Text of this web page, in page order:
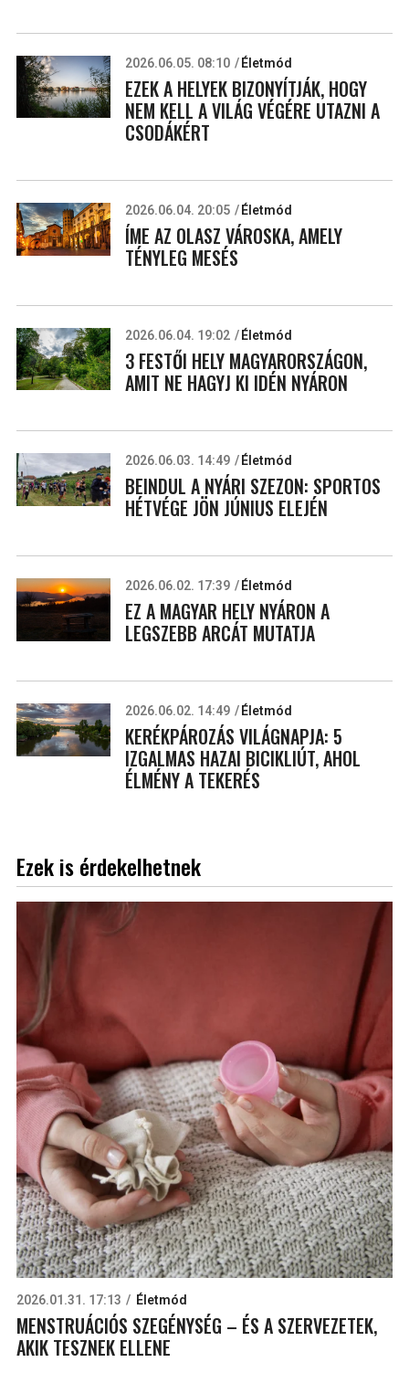
2026.06.05. 08:10 Életmód
EZEK A HELYEK BIZONYÍTJÁK, HOGY
NEM KELL A VILÁG VÉGÉRE UTAZNI A
CSODÁKÉRT
2026.06.04. 20:05 Életmód
ÍME AZ OLASZ VÁROSKA, AMELY
TÉNYLEG MESÉS
2026.06.04. 19:02 Életmód
3 FESTŐI HELY MAGYARORSZÁGON,
AMIT NE HAGYJ KI IDÉN NYÁRON
2026.06.03. 14:49 Életmód
BEINDUL A NYÁRI SZEZON: SPORTOS
HÉTVÉGE JÖN JÚNIUS ELEJÉN
2026.06.02. 17:39 Életmód
EZ A MAGYAR HELY NYÁRON A
LEGSZEBB ARCÁT MUTATJA
2026.06.02. 14:49 Életmód
KERÉKPÁROZÁS VILÁGNAPJA: 5
IZGALMAS HAZAI BICIKLIÚT, AHOL
ÉLMÉNY A TEKERÉS
Ezek is érdekelhetnek
2026.01.31. 17:13 Életmód
MENSTRUÁCIÓS SZEGÉNYSÉG – ÉS A SZERVEZETEK,
AKIK TESZNEK ELLENE